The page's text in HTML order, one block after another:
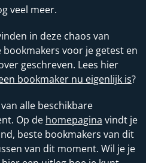
veel meer.
in deze chaos van
voor je getest en
geschreven. Lees hier
bookmaker nu eigenlijk is?
alle beschikbare
Op de homepagina vindt je
beste bookmakers van dit
van dit moment. Wil je je